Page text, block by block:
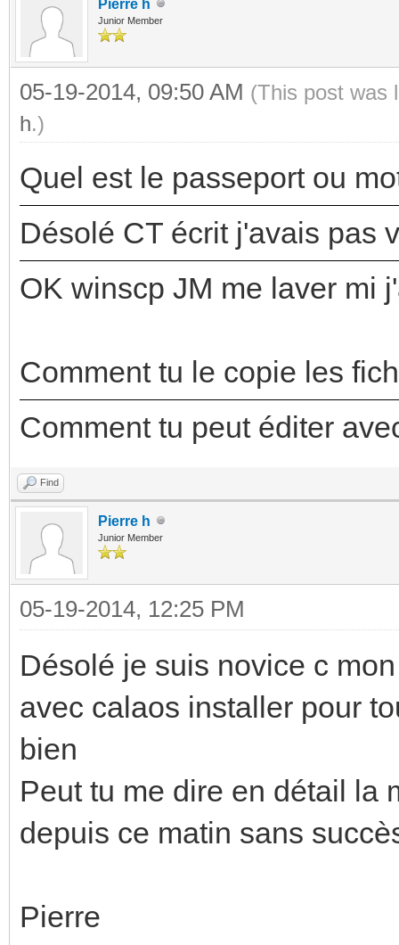
Pierre h
Junior Member
05-19-2014, 09:50 AM (This post was
h.)
Quel est le passeport ou
Désolé CT écrit j'avais pas
OK winscp JM me laver mi
Comment tu le copie les
Comment tu peut éditer
Find
Pierre h
Junior Member
05-19-2014, 12:25 PM
Désolé je suis novice c
avec calaos installer pour
bien
Peut tu me dire en détail la
depuis ce matin sans
Pierre